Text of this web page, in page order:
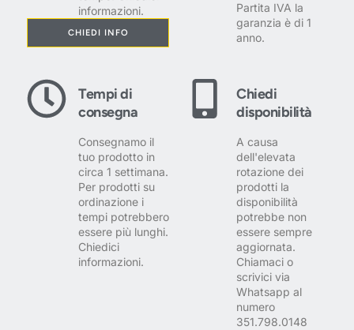
informazioni.
CHIEDI INFO
Partita IVA la
garanzia è di 1
anno.
Tempi di
consegna
Consegnamo il
tuo prodotto in
circa 1 settimana.
Per prodotti su
ordinazione i
tempi potrebbero
essere più lunghi.
Chiedici
informazioni.
Chiedi
disponibilità
A causa
dell'elevata
rotazione dei
prodotti la
disponibilità
potrebbe non
essere sempre
aggiornata.
Chiamaci o
scrivici via
Whatsapp al
numero
351.798.0148